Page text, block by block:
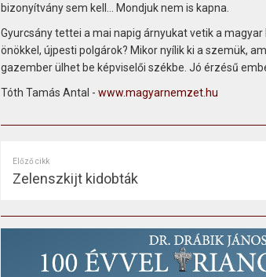
bizonyítvány sem kell… Mondjuk nem is kapna.
Gyurcsány tettei a mai napig árnyukat vetik a
önökkel, újpesti polgárok? Mikor nyílik ki a szemük,
gazember ülhet be képviselői székbe. Jó érzésű
Tóth Tamás Antal - www.magyarnemzet.hu
Előző cikk
Zelenszkijt kidobták